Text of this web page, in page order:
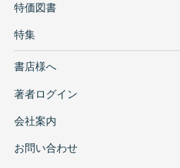
特価図書
特集
書店様へ
著者ログイン
会社案内
お問い合わせ